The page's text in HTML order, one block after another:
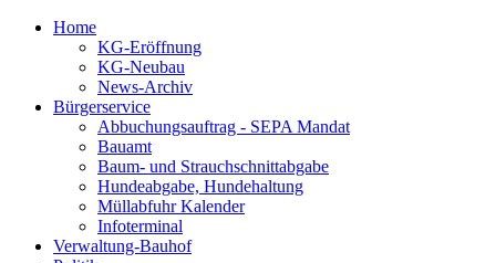
Home
KG-Eröffnung
KG-Neubau
News-Archiv
Bürgerservice
Abbuchungsauftrag - SEPA Mandat
Bauamt
Baum- und Strauchschnittabgabe
Hundeabgabe, Hundehaltung
Müllabfuhr Kalender
Infoterminal
Verwaltung-Bauhof